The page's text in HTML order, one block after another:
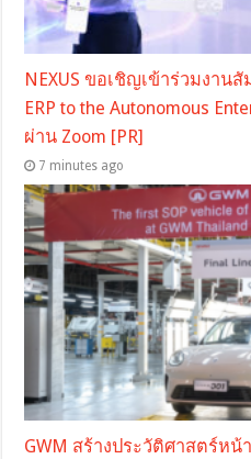
NEXUS ขอเชิญเข้าร่วมงาน
ERP to the Autonomous
ผ่าน Zoom [PR]
7 minutes ago
GWM สร้างประวัติศาสตร์หน้